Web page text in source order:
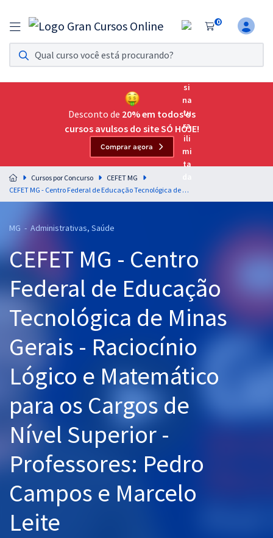
0
Assinatura Ilimitada 11
Acesso a todos os cursos. Teste grátis por 7 dias!
Assinatura OAB Até Passar
Acesso ilimitado a toda preparação para o Exame da
Residências Multiprofissionais
Preparação completa e intensiva para as principais
residências em saúde do Brasil
Cursos 20% OFF
Pós
Graduação
OAB
Mentorias
Conteúdo gratuito
Aprovados
Atendimento
Desconto de 20% em todos os
cursos avulsos do site SÓ HOJE!
Comprar agora
Cursos por Concurso
CEFET MG
CEFET MG - Centro Federal de Educação Tecnológica de Minas Gerais - Raciocínio Lógico e Matemático para os Cargos de Nível Superior - Professores: Pedro Campos e Marcelo Leite
MG - Administrativas, Saúde
CEFET MG - Centro
Federal de Educação
Tecnológica de Minas
Gerais - Raciocínio
Lógico e Matemático
para os Cargos de
Nível Superior -
Professores: Pedro
Campos e Marcelo
Leite